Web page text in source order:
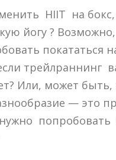
HIIT на бокс,
йогу ?
покататься
трейлраннинг
Или, может
— это
попробовать